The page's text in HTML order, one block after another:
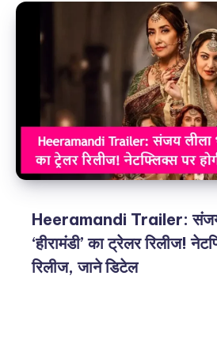
Heeramandi Trailer: संजय
‘हीरामंडी’ का ट्रेलर रिलीज!
रिलीज, जाने डिटेल